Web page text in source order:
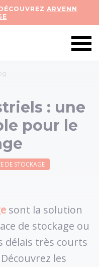
ARVENN
: une
pour le
DE STOCKAGE
sont la solution
de stockage ou
délais très courts
les